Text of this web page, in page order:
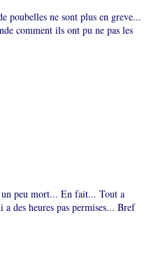
poubelles ne sont plus en greve...
comment ils ont pu ne pas les
peu mort... En fait... Tout a
des heures pas permises... Bref